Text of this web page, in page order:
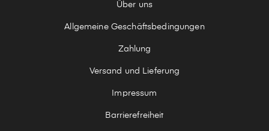
Über uns
Allgemeine Geschäftsbedingungen
Zahlung
Versand und Lieferung
Impressum
Barrierefreiheit